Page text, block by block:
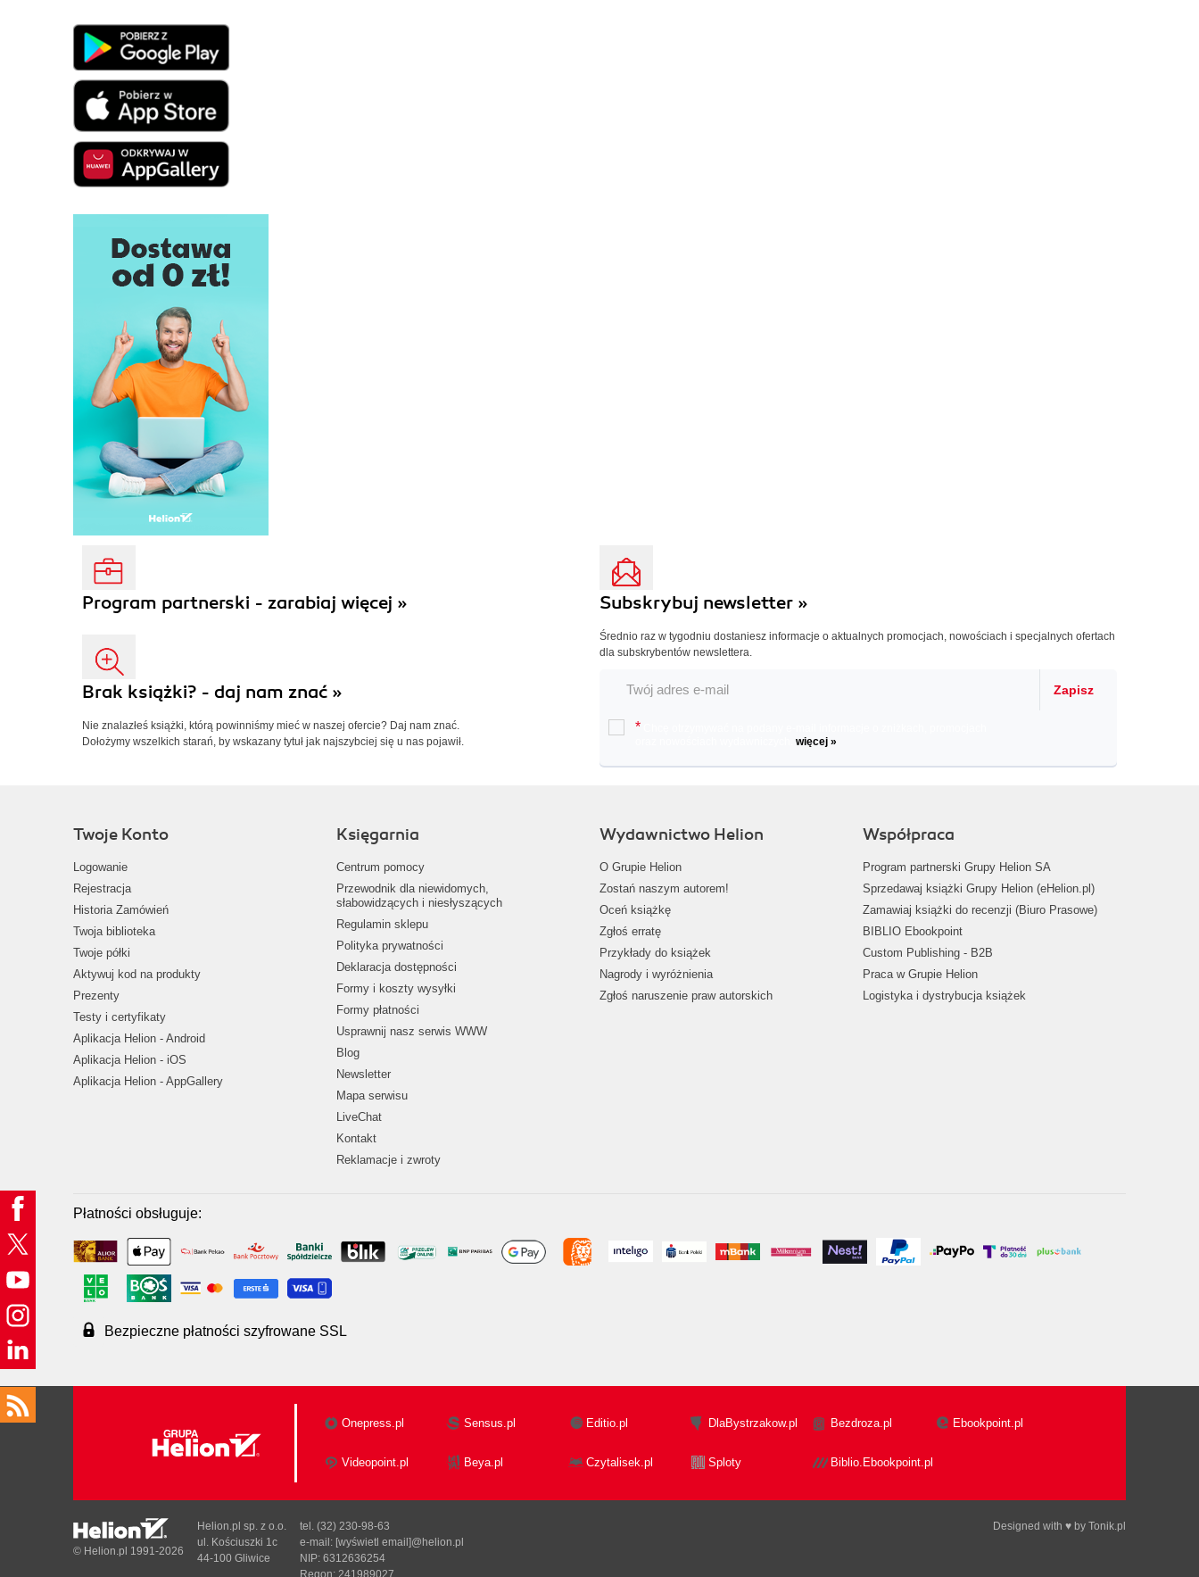
Program partnerski - zarabiaj więcej »
Brak książki? - daj nam znać »
Nie znalazłeś książki, którą powinniśmy mieć w naszej ofercie? Daj nam znać.
Dołożymy wszelkich starań, by wskazany tytuł jak najszybciej się u nas pojawił.
Subskrybuj newsletter »
Średnio raz w tygodniu dostaniesz informacje o aktualnych promocjach, nowościach i specjalnych ofertach
dla subskrybentów newslettera.
Zapisz
*
więcej »
Twoje Konto
Logowanie
Rejestracja
Historia Zamówień
Twoja biblioteka
Twoje półki
Aktywuj kod na produkty
Prezenty
Testy i certyfikaty
Aplikacja Helion - Android
Aplikacja Helion - iOS
Aplikacja Helion - AppGallery
Księgarnia
Centrum pomocy
Przewodnik dla niewidomych,
słabowidzących i niesłyszących
Regulamin sklepu
Polityka prywatności
Deklaracja dostępności
Formy i koszty wysyłki
Formy płatności
Usprawnij nasz serwis WWW
Blog
Newsletter
Mapa serwisu
LiveChat
Kontakt
Reklamacje i zwroty
Wydawnictwo Helion
O Grupie Helion
Zostań naszym autorem!
Oceń książkę
Zgłoś erratę
Przykłady do książek
Nagrody i wyróżnienia
Zgłoś naruszenie praw autorskich
Współpraca
Program partnerski Grupy Helion SA
Sprzedawaj książki Grupy Helion (eHelion.pl)
Zamawiaj książki do recenzji (Biuro Prasowe)
BIBLIO Ebookpoint
Custom Publishing - B2B
Praca w Grupie Helion
Logistyka i dystrybucja książek
Płatności obsługuje:
Bezpieczne płatności szyfrowane SSL
Onepress.pl Sensus.pl Editio.pl DlaBystrzakow.pl Bezdroza.pl Ebookpoint.pl
Videopoint.pl Beya.pl Czytalisek.pl Sploty Biblio.Ebookpoint.pl
Designed with ♥ by Tonik.pl
© Helion.pl 1991-2026
Helion.pl sp. z o.o.
ul. Kościuszki 1c
44-100 Gliwice
tel. (32) 230-98-63
e-mail: [wyświetl email]@helion.pl
NIP: 6312636254
Regon: 241989027